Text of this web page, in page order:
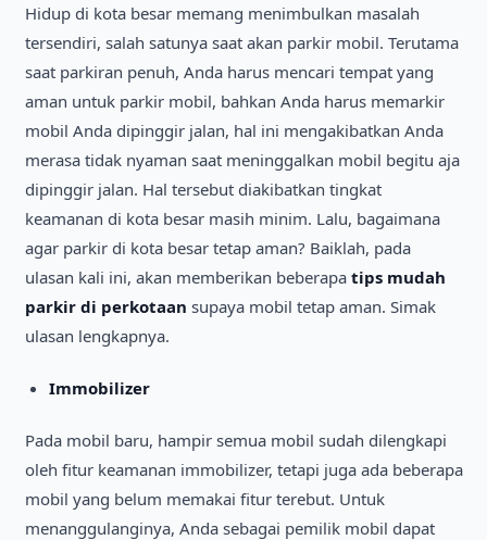
Hidup di kota besar memang menimbulkan masalah
tersendiri, salah satunya saat akan parkir mobil. Terutama
saat parkiran penuh, Anda harus mencari tempat yang
aman untuk parkir mobil, bahkan Anda harus memarkir
mobil Anda dipinggir jalan, hal ini mengakibatkan Anda
merasa tidak nyaman saat meninggalkan mobil begitu aja
dipinggir jalan. Hal tersebut diakibatkan tingkat
keamanan di kota besar masih minim. Lalu, bagaimana
agar parkir di kota besar tetap aman? Baiklah, pada
ulasan kali ini, akan memberikan beberapa tips mudah
parkir di perkotaan supaya mobil tetap aman. Simak
ulasan lengkapnya.
Immobilizer
Pada mobil baru, hampir semua mobil sudah dilengkapi
oleh fitur keamanan immobilizer, tetapi juga ada beberapa
mobil yang belum memakai fitur terebut. Untuk
menanggulanginya, Anda sebagai pemilik mobil dapat